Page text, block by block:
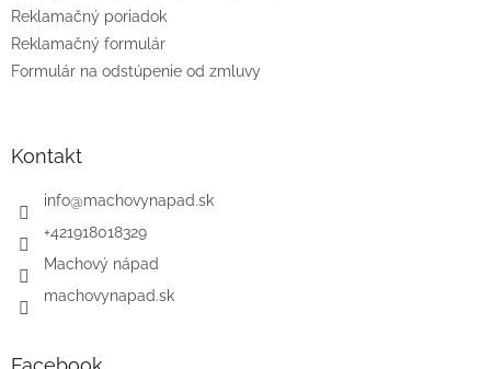
Reklamačný poriadok
Reklamačný formulár
Formulár na odstúpenie od zmluvy
Kontakt
info@machovynapad.sk
+421918018329
Machový nápad
machovynapad.sk